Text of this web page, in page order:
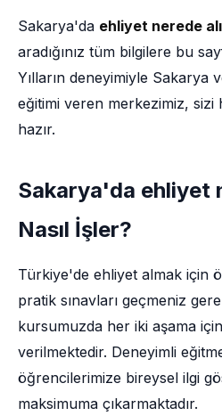
Sakarya'da ehliyet nerede
aradığınız tüm bilgilere bu
Yılların deneyimiyle Sakarya
eğitimi veren merkezimiz, sizi
hazır.
Sakarya'da ehliyet
Nasıl İşler?
Türkiye'de ehliyet almak için
pratik sınavları geçmeniz
kursumuzda her iki aşama
verilmektedir. Deneyimli
öğrencilerimize bireysel ilgi
maksimuma çıkarmaktadır.